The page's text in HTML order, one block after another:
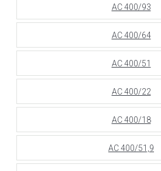
АС 400/93
АС 400/64
АС 400/51
АС 400/22
АС 400/18
АС 400/51,9